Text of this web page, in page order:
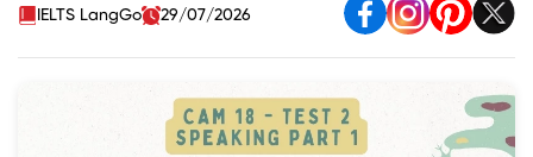
teachers at school?
Question 3. How interested are you in science now?
[Why/ Why not?]
Question 4. What do you think has been an important
recent scientific development? [Why?]
2. Từ vựng Topic Science IELTS Cambridge 18 Test 2
IELTS LangGo 29/07/2026